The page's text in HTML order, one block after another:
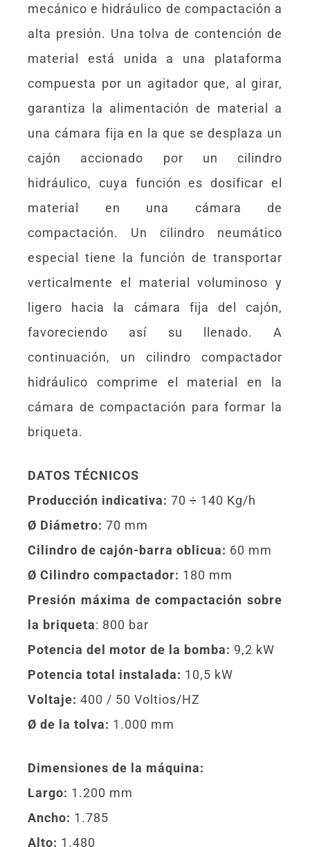
mecánico e hidráulico de compactación a
alta presión. Una tolva de contención de
material está unida a una plataforma
compuesta por un agitador que, al girar,
garantiza la alimentación de material a
una cámara fija en la que se desplaza un
cajón accionado por un cilindro
hidráulico, cuya función es dosificar el
material en una cámara de
compactación. Un cilindro neumático
especial tiene la función de transportar
verticalmente el material voluminoso y
ligero hacia la cámara fija del cajón,
favoreciendo así su llenado. A
continuación, un cilindro compactador
hidráulico comprime el material en la
cámara de compactación para formar la
briqueta.
DATOS TÉCNICOS
Producción indicativa: 70 ÷ 140 Kg/h
Ø Diámetro: 70 mm
Cilindro de cajón-barra oblicua: 60 mm
Ø Cilindro compactador: 180 mm
Presión máxima de compactación sobre
la briqueta: 800 bar
Potencia del motor de la bomba: 9,2 kW
Potencia total instalada: 10,5 kW
Voltaje: 400 / 50 Voltios/HZ
Ø de la tolva: 1.000 mm
Dimensiones de la máquina:
Largo: 1.200 mm
Ancho: 1.785
Alto: 1.480